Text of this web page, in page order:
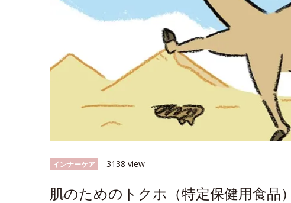
インナーケア 3138 view
肌のためのトクホ（特定保健用食品